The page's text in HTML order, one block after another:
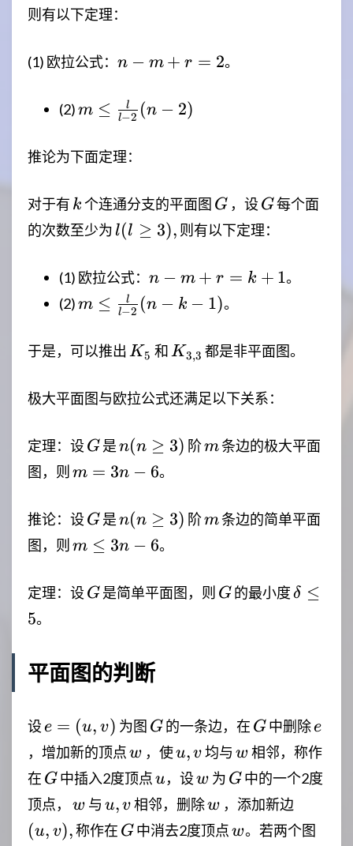
则有以下定理：
(1) 欧拉公式： n-
n − m + r = 2。
(2)m \le
\frac{l}
{l-2}(n-
2)
m ≤ l−2
l (n − 2)
推论为下面定理：
对于有 k
k个连通分支的平面图 G
G，设 G
G每个面
的次数至少为 l(l
3),
l(l ≥ 3), 则有以下定理：
(1) 欧拉公式： n-
m+r=k+1
n − m + r = k + 1。
(2)m \le
\frac{l}
{l-2}(n-
k-1)
m ≤ l−2
l (n − k − 1)。
于是，可以推出 K_5
K5 和 K_{3,3}
K3,3 都是非平面图。
极大平面图与欧拉公式还满足以下关系：
定理：设 G
G 是n(n
\ge
3)
n(n ≥ 3) 阶m
m条边的极大平面
图，则 m=3n-
m = 3n − 6。
推论：设 G
G 是n(n
\ge
3)
n(n ≥ 3) 阶m
m条边的简单平面
图，则 m
3n-
6
m ≤ 3n − 6。
定理：设 G
G 是简单平面图，则 G
G 的最小度\delta
δ ≤
5。
平面图的判断
设e=
(u,v)
e = (u, v) 为图 G
G的一条边，在 G
G中删除e
e
，增加新的顶点w
w ，使u,v
u, v均与 w
w相邻，称作
在 G
G 中插入2度顶点u
u，设w
w 为 G
G中的一个2度
顶点， w
w 与 u,v
u, v相邻，删除w
w ，添加新边
(u, v),称作在 G
G 中消去2度顶点w
w。若两个图